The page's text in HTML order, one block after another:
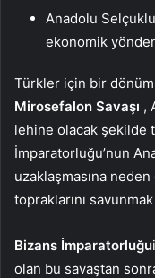
Anadolu
ekonomik
Türkler için bir
Mirosefalon Savaşı ,
lehine olacak şekilde
İmparatorluğu’nun
uzaklaşmasına
topraklarını
Bizans İmparatorluğu
olan bu savaştan